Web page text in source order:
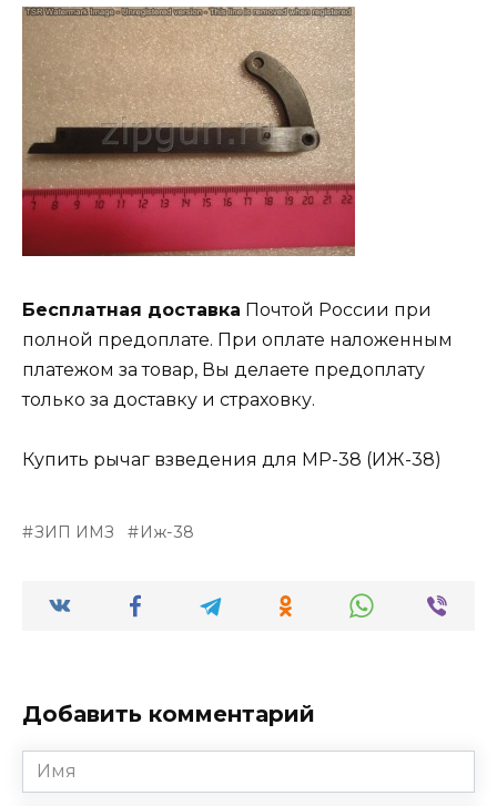
Бесплатная доставка Почтой России при
полной предоплате. При оплате наложенным
платежом за товар, Вы делаете предоплату
только за доставку и страховку.
Купить рычаг взведения для МР-38 (ИЖ-38)
ЗИП ИМЗ Иж-38
Добавить комментарий
Имя
*